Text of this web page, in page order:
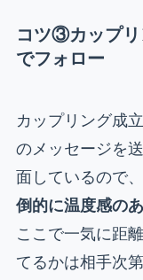
コツ③カップリ
でフォロー
カップリング成
のメッセージを
面しているので、
倒的に温度感の
ここで一気に距
てるかは相手次